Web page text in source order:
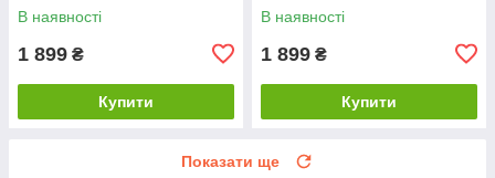
В наявності
1 899 ₴
Купити
В наявності
1 899 ₴
Купити
Показати ще